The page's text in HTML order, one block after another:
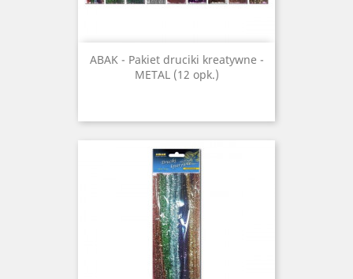
ABAK - Pakiet druciki kreatywne -
METAL (12 opk.)